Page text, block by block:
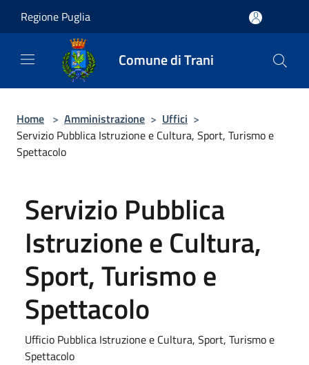
Regione Puglia
Comune di Trani
Home > Amministrazione > Uffici >
Servizio Pubblica Istruzione e Cultura, Sport, Turismo e
Spettacolo
Servizio Pubblica
Istruzione e Cultura,
Sport, Turismo e
Spettacolo
Ufficio Pubblica Istruzione e Cultura, Sport, Turismo e
Spettacolo